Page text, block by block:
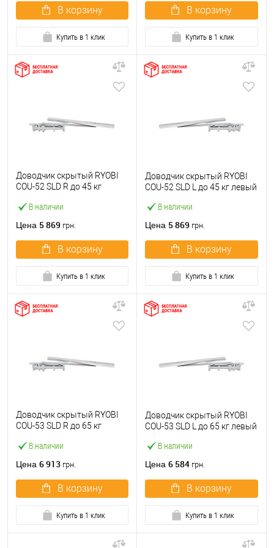
В корзину
Купить в 1 клик
В корзину
Купить в 1 клик
В наличии
Доводчик скрытый RYOBI
COU-52 SLD R до 45 кг
Цена 5 869 грн.
В корзину
Купить в 1 клик
В наличии
Доводчик скрытый RYOBI
COU-52 SLD L до 45 кг левый
Цена 5 869 грн.
В корзину
Купить в 1 клик
В наличии
Доводчик скрытый RYOBI
COU-53 SLD R до 65 кг
Цена 6 913 грн.
В корзину
Купить в 1 клик
В наличии
Доводчик скрытый RYOBI
COU-53 SLD L до 65 кг левый
Цена 6 584 грн.
В корзину
Купить в 1 клик